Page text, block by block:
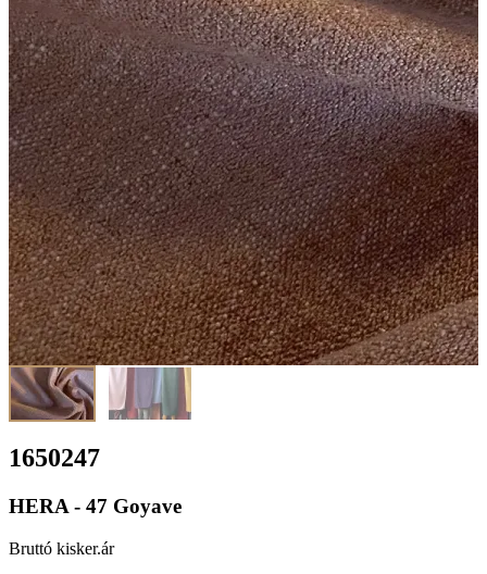
1650247
HERA - 47 Goyave
Bruttó kisker.ár